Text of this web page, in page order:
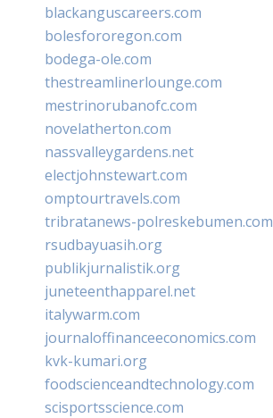
blackanguscareers.com
bolesfororegon.com
bodega-ole.com
thestreamlinerlounge.com
mestrinorubanofc.com
novelatherton.com
nassvalleygardens.net
electjohnstewart.com
omptourtravels.com
tribratanews-polreskebumen.com
rsudbayuasih.org
publikjurnalistik.org
juneteenthapparel.net
italywarm.com
journaloffinanceeconomics.com
kvk-kumari.org
foodscienceandtechnology.com
scisportsscience.com